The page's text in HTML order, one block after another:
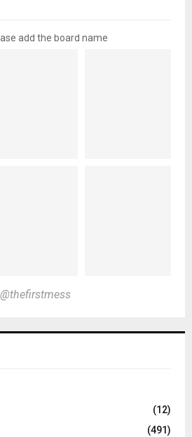
add the board name
@thefirstmess
(12)
(491)